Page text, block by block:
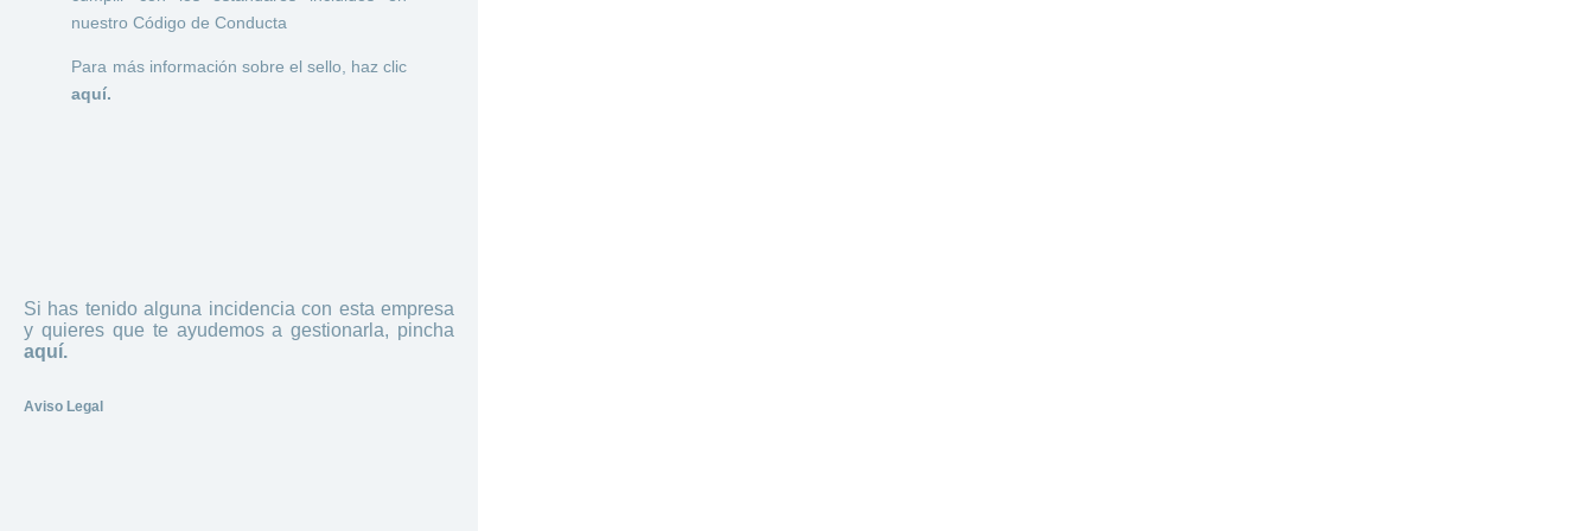
nuestro Código de Conducta
Para más información sobre el sello, haz clic
aquí.
Si has tenido alguna incidencia con esta empresa
y quieres que te ayudemos a gestionarla, pincha
aquí.
Aviso Legal